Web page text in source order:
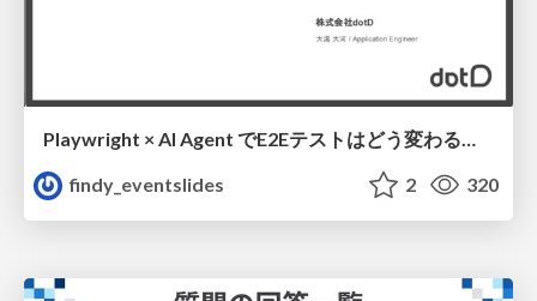
Playwright × AI Agent でE2Eテストはどう変わるか AI駆動テストの可能性と実用検証の結果 _0721
findy_eventslides
2 320